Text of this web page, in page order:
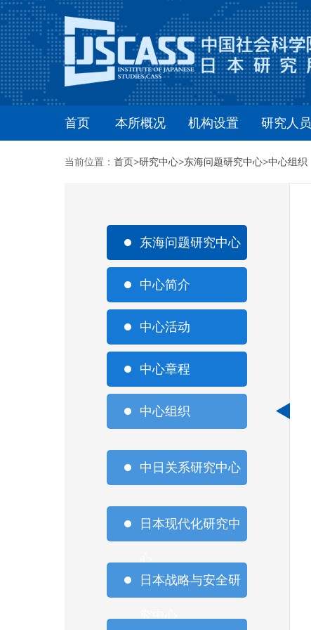
首页 本所概况 机构设置 研究人员
当前位置： 首页>研究中心>东海问题研究中心>中心组织
东海问题研究中心
中心简介
中心活动
中心章程
中心组织
中日关系研究中心
日本现代化研究中
心
日本战略与安全研
究中心